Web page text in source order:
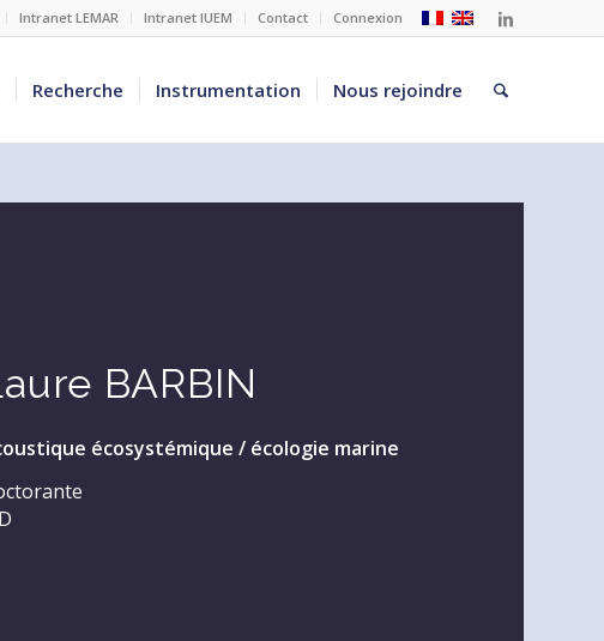
Intranet LEMAR Intranet IUEM Contact Connexion
Recherche Instrumentation Nous rejoindre
BARBIN
écosystémique / écologie marine